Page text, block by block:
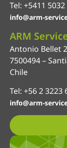
Tel: +5411
info@arm-
ARM
Antonio Bellet
7500494 –
Chile
Tel: +56 2 3223
info@arm-